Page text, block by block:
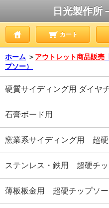
日光製作所
カート
ホーム ＞ アウトレット商品販売
プソー）
硬質サイディング用 ダイヤ
石膏ボード用
窯業系サイディング用 超硬
ステンレス・鉄用 超硬チッ
薄板板金用 超硬チップソー